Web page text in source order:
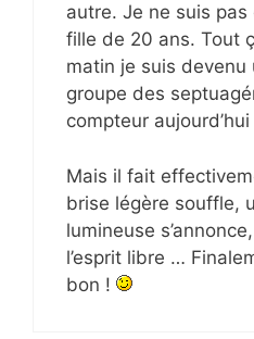
autre. Je ne suis
fille de 20 ans. Tout
matin je suis
groupe des
compteur aujourd’hui
Mais il fait
brise légère souffle,
lumineuse
l’esprit libre …
bon !